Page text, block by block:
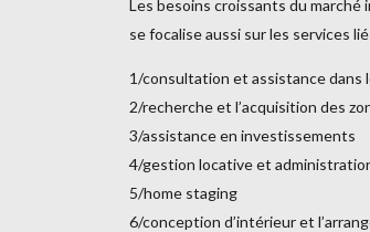
Les besoins croissants du
se focalise aussi sur les services
1/consultation et assistance dans
2/recherche et l’acquisition des
3/assistance en investissements
4/gestion locative et
5/home staging
6/conception d’intérieur et